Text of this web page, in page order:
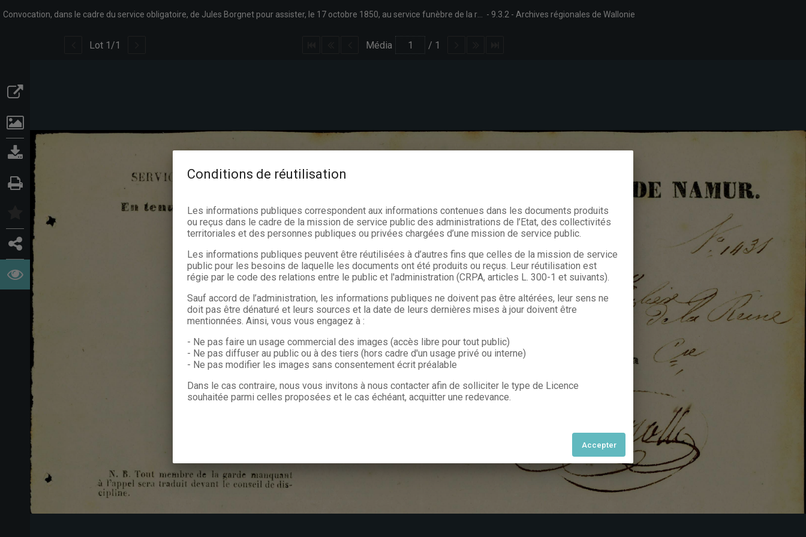
9.3.2 Archives régionales de Wallonie
Lot 1 /1 Média / 1
Conditions de réutilisation
Les informations publiques correspondent aux informations contenues dans les documents produits
ou reçus dans le cadre de la mission de service public des administrations de l’Etat, des collectivités
territoriales et des personnes publiques ou privées chargées d’une mission de service public.
Les informations publiques peuvent être réutilisées à d’autres fins que celles de la mission de service
public pour les besoins de laquelle les documents ont été produits ou reçus. Leur réutilisation est
régie par le code des relations entre le public et l'administration (CRPA, articles L. 300-1 et suivants).
Sauf accord de l’administration, les informations publiques ne doivent pas être altérées, leur sens ne
doit pas être dénaturé et leurs sources et la date de leurs dernières mises à jour doivent être
mentionnées. Ainsi, vous vous engagez à :
- Ne pas faire un usage commercial des images (accès libre pour tout public)
- Ne pas diffuser au public ou à des tiers (hors cadre d'un usage privé ou interne)
- Ne pas modifier les images sans consentement écrit préalable
Dans le cas contraire, nous vous invitons à nous contacter afin de solliciter le type de Licence
souhaitée parmi celles proposées et le cas échéant, acquitter une redevance.